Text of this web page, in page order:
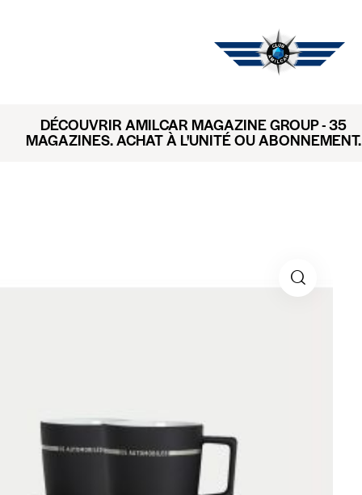
DÉCOUVRIR AMILCAR MAGAZINE GROUP - 35
MAGAZINES. ACHAT À L'UNITÉ OU ABONNEMENT.